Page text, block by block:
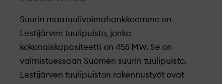
Suurin maatuulivoimahankkeemme on
Lestijärven tuulipuisto, jonka
kokonaiskapasiteetti on 455 MW. Se on
valmistuessaan Suomen suurin tuulipuisto.
Lestijärven tuulipuiston rakennustyöt ovat